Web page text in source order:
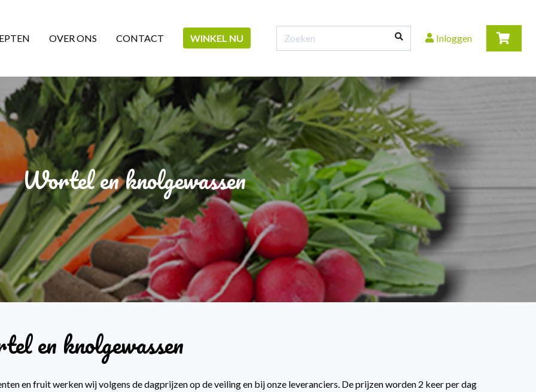
OVER ONS CONTACT WINKEL NU Inloggen
Wortel en knolgewassen
en knolgewassen
en fruit werken wij volgens de dagprijzen op de veiling en bij onze leveranciers. De prijzen worden 2 keer per dag